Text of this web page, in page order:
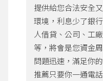
提供給您合法安全
環境，利息少了銀
人借貸、公司、工
等，將會是您資金
問題迅速，滿足你
推薦只要你一通電